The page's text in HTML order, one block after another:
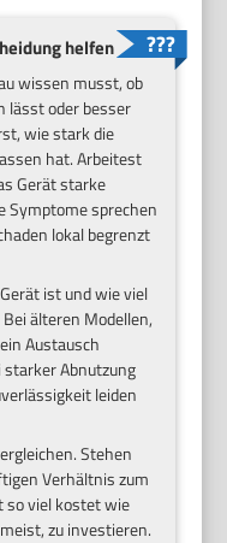
helfen
wissen musst, ob
lässt oder besser
wie stark die
hat. Arbeitest
Gerät starke
Symptome sprechen
lokal begrenzt
ist und wie viel
älteren Modellen,
Austausch
starker Abnutzung
leiden
Stehen
Verhältnis zum
so viel kostet wie
zu investieren.